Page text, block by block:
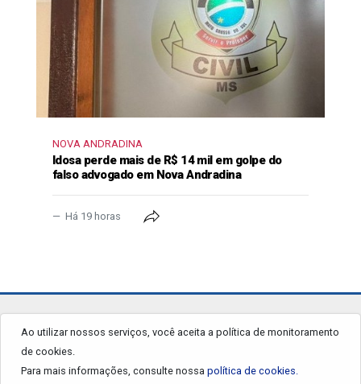
NOVA ANDRADINA
Idosa perde mais de R$ 14 mil em golpe do
falso advogado em Nova Andradina
Há 19 horas
Ao utilizar nossos serviços, você aceita a política de monitoramento
de cookies.
Para mais informações, consulte nossa política de cookies.
jornalgrandourados.com.br